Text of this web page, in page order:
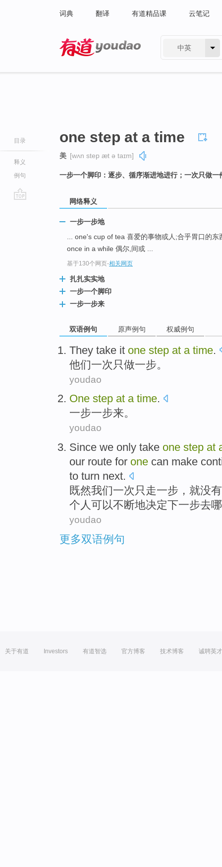
词典 翻译 有道精品课 云笔记
中英
目录
释义
例句
one step at a time
美 [wʌn step æt ə taɪm]
一步一个脚印：逐步、循序渐进地进行；一次只做一
网络释义
一步一步地
... one's cup of tea 喜爱的事物或人;合乎胃口的
once in a while 偶尔,间或 ...
基于130个网页-相关网页
扎扎实实地
一步一个脚印
一步一步来
双语例句 原声例句 权威例句
They take it one step at a time.
他们一次 只做一步。
youdao
One step at a time.
一步一步来。
youdao
Since we only take one step at
our route for one can make
to turn next.
既然我们一次只走一步， 就没有
个人可以不断地决定下一步去
youdao
更多双语例句
关于有道 Investors 有道智选 官方博客 技术博客 诚聘英才